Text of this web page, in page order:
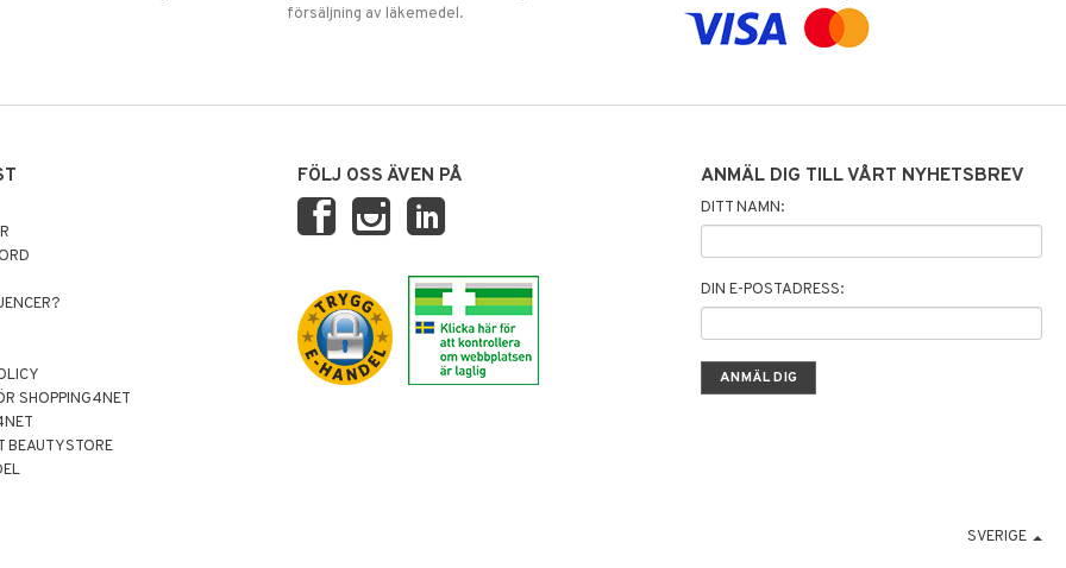
försäljning av läkemedel.
SHOPPING4NET
BEAUTYSTORE
FÖLJ OSS ÄVEN PÅ ANMÄL DIG TILL VÅRT NYHETSBREV
DITT NAMN:
DIN E-POSTADRESS:
SVERIGE